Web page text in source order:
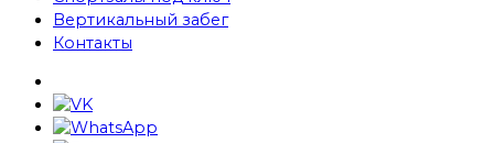
Вертикальный забег
Контакты